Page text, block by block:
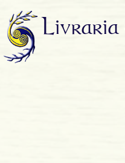
Livraria